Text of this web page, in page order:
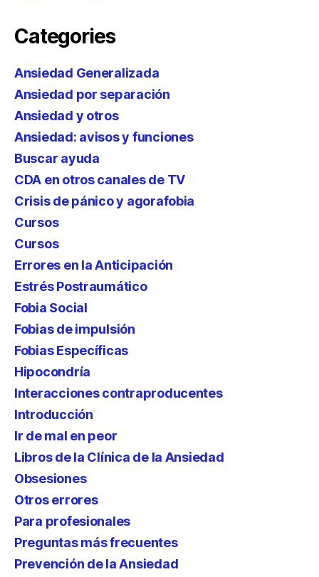
Categories
Ansiedad Generalizada
Ansiedad por separación
Ansiedad y otros
Ansiedad: avisos y funciones
Buscar ayuda
CDA en otros canales de TV
Crisis de pánico y agorafobia
Cursos
Cursos
Errores en la Anticipación
Estrés Postraumático
Fobia Social
Fobias de impulsión
Fobias Específicas
Hipocondría
Interacciones contraproducentes
Introducción
Ir de mal en peor
Libros de la Clínica de la Ansiedad
Obsesiones
Otros errores
Para profesionales
Preguntas más frecuentes
Prevención de la Ansiedad